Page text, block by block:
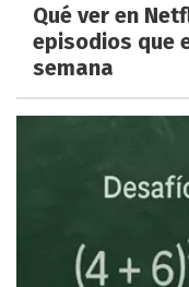
Qué ver en
episodios que
semana